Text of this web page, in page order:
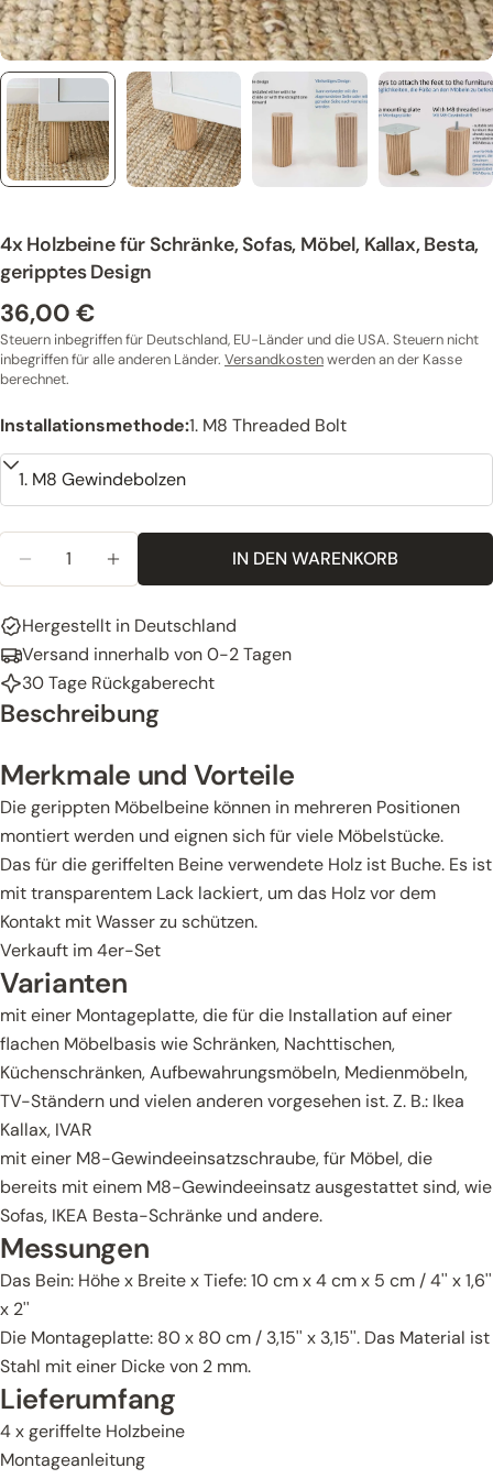
4x Holzbeine für Schränke, Sofas, Möbel, Kallax, Besta,
geripptes Design
Regulärer
Preis
36,00 €
Steuern inbegriffen für Deutschland, EU-Länder und die USA. Steuern nicht
inbegriffen für alle anderen Länder. Versandkostenwerden an der Kasse
berechnet.
Installationsmethode:1. M8 Threaded Bolt
MENGE FÜR 4X HOLZBEINE FÜR SCHRÄNKE,
MENGE FÜR 4X HOLZBEINE FÜR
IN DEN WARENKORB
Hergestellt in Deutschland
Versand innerhalb von 0-2 Tagen
30 Tage Rückgaberecht
Beschreibung
Merkmale und Vorteile
Die gerippten Möbelbeine können in mehreren Positionen
montiert werden und eignen sich für viele Möbelstücke.
Das für die geriffelten Beine verwendete Holz ist Buche. Es ist
mit transparentem Lack lackiert, um das Holz vor dem
Kontakt mit Wasser zu schützen.
Verkauft im 4er-Set
Varianten
mit einer Montageplatte, die für die Installation auf einer
flachen Möbelbasis wie Schränken, Nachttischen,
Küchenschränken, Aufbewahrungsmöbeln, Medienmöbeln,
TV-Ständern und vielen anderen vorgesehen ist. Z. B.: Ikea
Kallax, IVAR
mit einer M8-Gewindeeinsatzschraube, für Möbel, die
bereits mit einem M8-Gewindeeinsatz ausgestattet sind, wie
Sofas, IKEA Besta-Schränke und andere.
Messungen
Das Bein: Höhe x Breite x Tiefe: 10 cm x 4 cm x 5 cm / 4'' x 1,6''
x 2''
Die Montageplatte: 80 x 80 cm / 3,15'' x 3,15''. Das Material ist
Stahl mit einer Dicke von 2 mm.
Lieferumfang
4 x geriffelte Holzbeine
Montageanleitung